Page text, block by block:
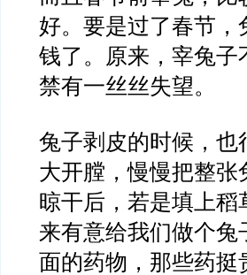
好。要是过了春节
钱了。原来，宰兔
禁有一丝丝失望。
兔子剥皮的时候，
大开膛，慢慢把整
晾干后，若是填上
来有意给我们做个兔
面的药物，那些药